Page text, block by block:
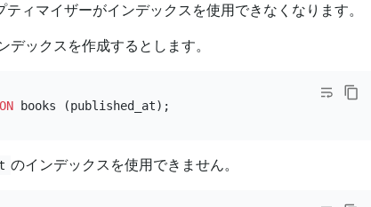
ィマイザーがインデックスを使用できなくなります。
デックスを作成するとします。
ON
のインデックスを使用できません。